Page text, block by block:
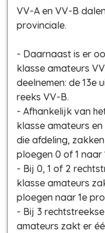
VV-A en VV-B
provinciale.
- Daarnaast is er
klasse amateurs
deelnemen: de 13e
reeks VV-B.
- Afhankelijk van
klasse amateurs
die afdeling,
ploegen 0 of 1 naar
- Bij 0, 1 of 2
klasse amateurs
ploegen naar 1e
- Bij 3
amateurs zakt er